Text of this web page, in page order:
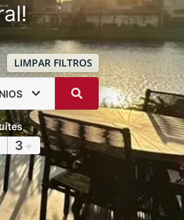
LIMPAR FILTROS
3 +